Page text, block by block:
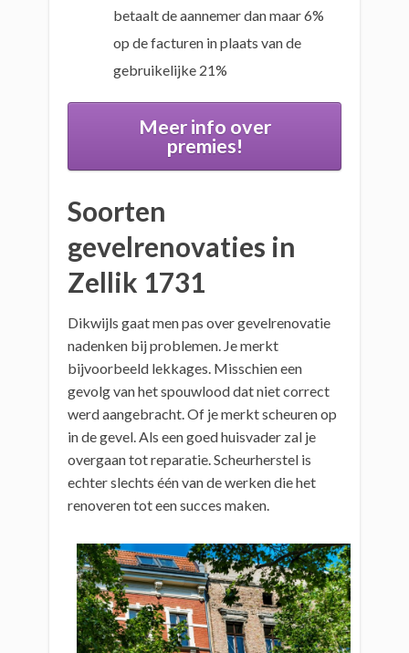
betaalt de aannemer dan maar 6%
op de facturen in plaats van de
gebruikelijke 21%
Meer info over
premies!
Soorten
gevelrenovaties in
Zellik 1731
Dikwijls gaat men pas over gevelrenovatie
nadenken bij problemen. Je merkt
bijvoorbeeld lekkages. Misschien een
gevolg van het spouwlood dat niet correct
werd aangebracht. Of je merkt scheuren op
in de gevel. Als een goed huisvader zal je
overgaan tot reparatie. Scheurherstel is
echter slechts één van de werken die het
renoveren tot een succes maken.